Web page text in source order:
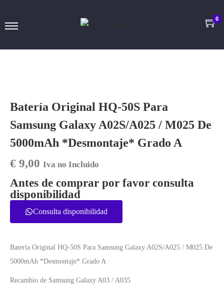
0
Batería Original HQ-50S Para
Samsung Galaxy A02S/A025 / M025 De
5000mAh *Desmontaje* Grado A
€ 9,00 Iva no Incluido
Antes de comprar por favor consulta
disponibilidad
Consulta disponibilidad
Batería Original HQ-50S Para Samsung Galaxy A02S/A025 / M025 De
5000mAh *Desmontaje* Grado A
Recambio de Samsung Galaxy A03 / A035